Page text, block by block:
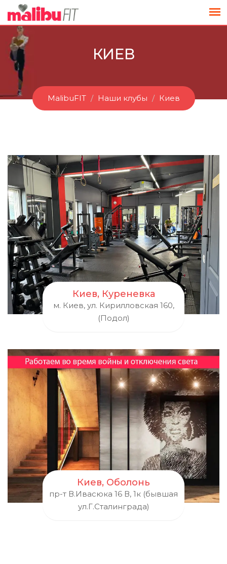
КИЕВ
MalibuFIT Наши клубы Киев
Киев, Куреневка
м. Киев, ул. Кирилловская 160,
(Подол)
Киев, Оболонь
пр-т В.Ивасюка 16 В, 1к (бывшая
ул.Г.Сталинграда)